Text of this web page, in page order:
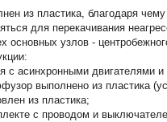
из пластика, благодаря
для перекачивания
основных узлов -
с асинхронными двигателями и
выполнено из пластика
из пластика;
с проводом и